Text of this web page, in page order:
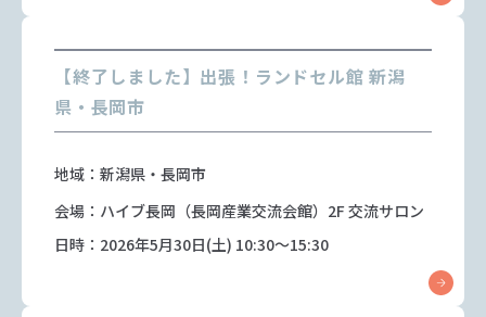
【終了しました】出張！ランドセル館 新潟
県・長岡市
地域：新潟県・長岡市
会場：ハイブ長岡（長岡産業交流会館）2F 交流サロン
日時：2026年5月30日(土) 10:30～15:30